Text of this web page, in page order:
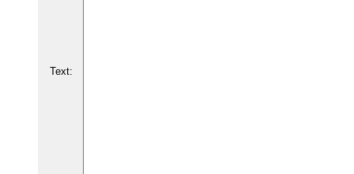
Text: